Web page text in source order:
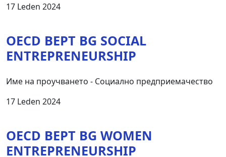
17 Leden 2024
OECD BEPT BG SOCIAL
ENTREPRENEURSHIP
Име на проучването - Социално предприемачество
17 Leden 2024
OECD BEPT BG WOMEN
ENTREPRENEURSHIP